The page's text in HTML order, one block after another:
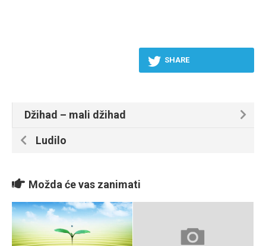
SHARE
Džihad – mali džihad
Ludilo
Možda će vas zanimati